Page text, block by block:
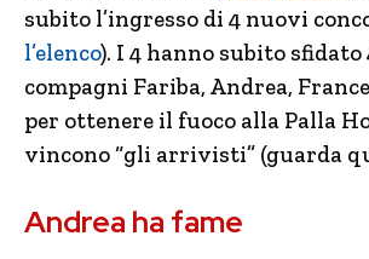
subito l’ingresso di 4 nuovi
l’elenco). I 4 hanno subito
compagni Fariba, Andrea,
per ottenere il fuoco alla Palla
vincono “gli arrivisti” (guarda
Andrea ha fame